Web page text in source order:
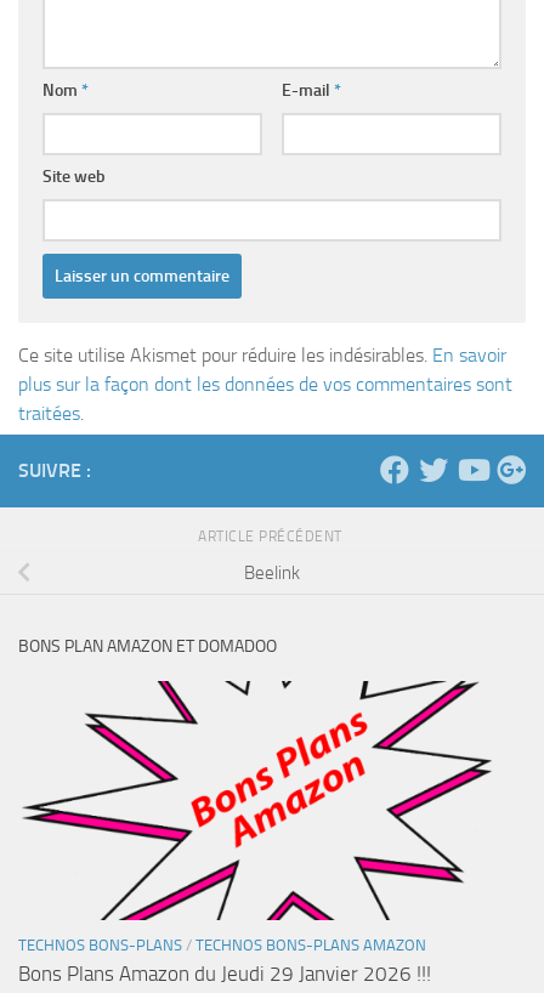
Nom * E-mail *
Site web
Ce site utilise Akismet pour réduire les indésirables. En savoir
plus sur la façon dont les données de vos commentaires sont
traitées.
SUIVRE :
ARTICLE PRÉCÉDENT
Beelink
BONS PLAN AMAZON ET DOMADOO
TECHNOS BONS-PLANS / TECHNOS BONS-PLANS AMAZON
Bons Plans Amazon du Jeudi 29 Janvier 2026 !!!